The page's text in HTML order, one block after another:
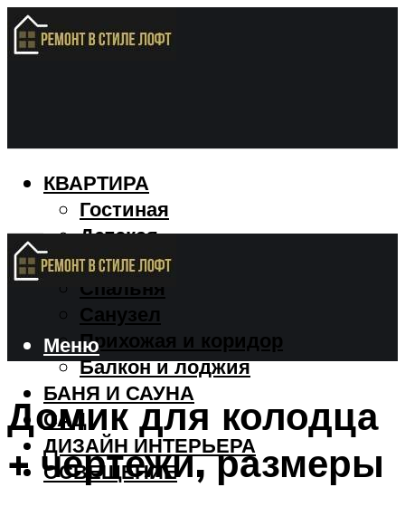
КВАРТИРА
Гостиная
Детская
Кухня
Спальня
Санузел
Прихожая и коридор
Балкон и лоджия
БАНЯ И САУНА
САД
ДИЗАЙН ИНТЕРЬЕРА
ОСВЕЩЕНИЕ
Меню
Домик для колодца
+ чертежи, размеры